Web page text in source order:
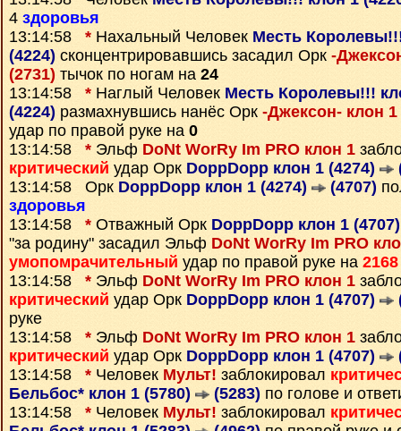
4 здоровья
13:14:58 * Нахальный Человек Месть
(4224) сконцентрировавшись засадил Орк -
(2731) тычок по ногам на 24
13:14:58 * Наглый Человек Месть Королевы!!!
(4224) размахнувшись нанёс Орк -Джексон- клон
удар по правой руке на 0
13:14:58 * Эльф DoNt WorRy Im PRO клон 1
критический удар Орк DoppDopp клон 1 (4274)
13:14:58 Орк DoppDopp клон 1 (4274) (4707)
здоровья
13:14:58 * Отважный Орк DoppDopp клон 1
"за родину" засадил Эльф DoNt WorRy Im PRO
умопомрачительный удар по правой руке на 2168
13:14:58 * Эльф DoNt WorRy Im PRO клон 1
критический удар Орк DoppDopp клон 1 (4707)
руке
13:14:58 * Эльф DoNt WorRy Im PRO клон 1
критический удар Орк DoppDopp клон 1 (4707)
13:14:58 * Человек Мульт! заблокировал
Бельбос* клон 1 (5780)
(5283) по голове и
13:14:58 * Человек Мульт! заблокировал